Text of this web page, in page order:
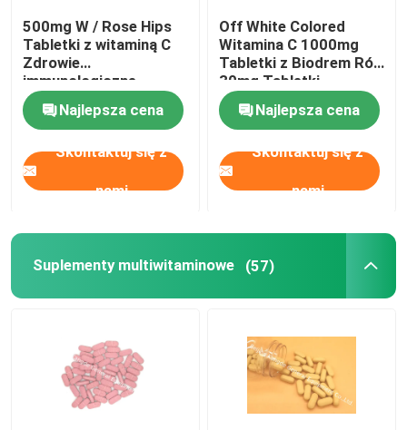
Aktualności
Przypadki
Poprosić o wycenę
Suplementy glukozaminy
Suplementy multiwitaminowe
500mg W / Rose Hips
Tabletki z witaminą C
Zdrowie
immunologiczne
Ochrona
antyoksydacyjna CTDA
Najlepsza cena
Skontaktuj się z
nami
Off White Colored
Witamina C 1000mg
Tabletki z Biodrem Róż
30mg Tabletki
Odporne Zdrowie
CT1DNajlepsza cena
Skontaktuj się z
nami
Suplementy multiwitaminowe (57)